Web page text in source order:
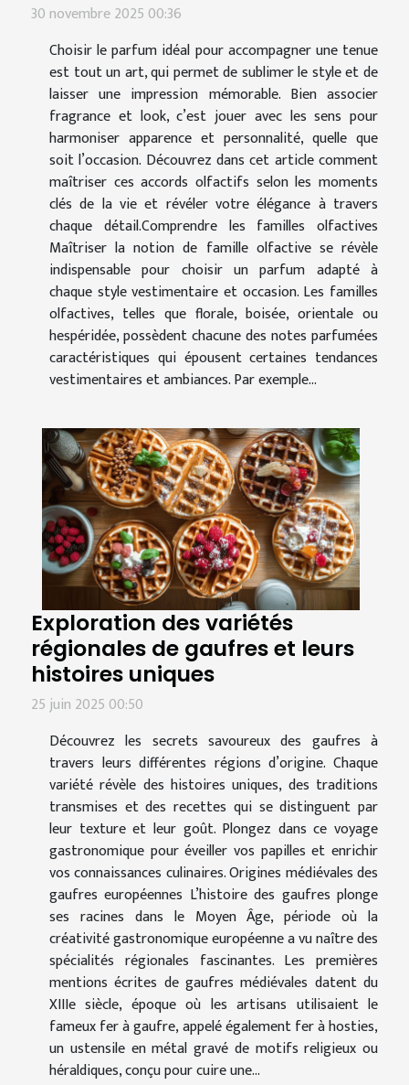
30 novembre 2025 00:36
Choisir le parfum idéal pour accompagner une tenue
est tout un art, qui permet de sublimer le style et de
laisser une impression mémorable. Bien associer
fragrance et look, c’est jouer avec les sens pour
harmoniser apparence et personnalité, quelle que
soit l’occasion. Découvrez dans cet article comment
maîtriser ces accords olfactifs selon les moments
clés de la vie et révéler votre élégance à travers
chaque détail.Comprendre les familles olfactives
Maîtriser la notion de famille olfactive se révèle
indispensable pour choisir un parfum adapté à
chaque style vestimentaire et occasion. Les familles
olfactives, telles que florale, boisée, orientale ou
hespéridée, possèdent chacune des notes parfumées
caractéristiques qui épousent certaines tendances
vestimentaires et ambiances. Par exemple...
Exploration des variétés
régionales de gaufres et leurs
histoires uniques
25 juin 2025 00:50
Découvrez les secrets savoureux des gaufres à
travers leurs différentes régions d’origine. Chaque
variété révèle des histoires uniques, des traditions
transmises et des recettes qui se distinguent par
leur texture et leur goût. Plongez dans ce voyage
gastronomique pour éveiller vos papilles et enrichir
vos connaissances culinaires. Origines médiévales des
gaufres européennes L’histoire des gaufres plonge
ses racines dans le Moyen Âge, période où la
créativité gastronomique européenne a vu naître des
spécialités régionales fascinantes. Les premières
mentions écrites de gaufres médiévales datent du
XIIIe siècle, époque où les artisans utilisaient le
fameux fer à gaufre, appelé également fer à hosties,
un ustensile en métal gravé de motifs religieux ou
héraldiques, conçu pour cuire une...